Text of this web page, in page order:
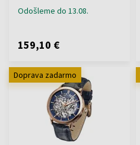
Odošleme do 13.08.
159,10 €
Doprava zadarmo